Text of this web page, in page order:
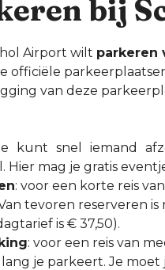
bij
Airport wilt parkeren
officiële
van deze
kunt snel iemand
mag je gratis
: voor een korte reis
tevoren reserveren
is € 37,50).
: voor een reis van
je parkeert. Je